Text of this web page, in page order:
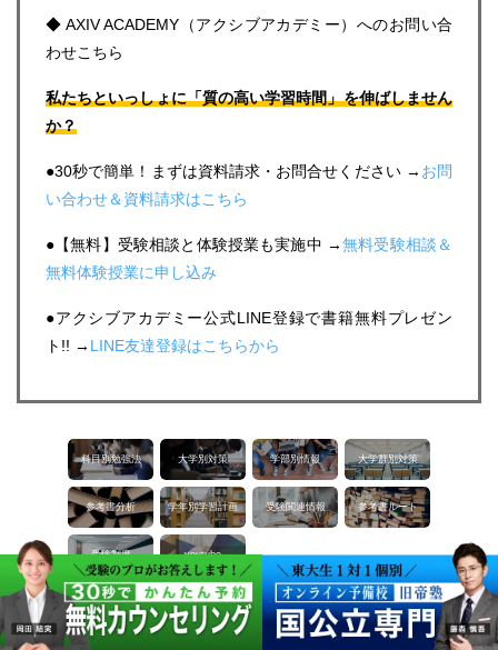
◆ AXIV ACADEMY（アクシブアカデミー）へのお問い合
わせこちら
私たちといっしょに「質の高い学習時間」を伸ばしません
か？
●30秒で簡単！まずは資料請求・お問合せください → お問
い合わせ＆資料請求はこちら
●【無料】受験相談と体験授業も実施中 →無料受験相談＆
無料体験授業に申し込み
●アクシブアカデミー公式LINE登録で書籍無料プレゼン
ト!! → LINE友達登録はこちらから
科目別勉強法 大学別対策 学部別情報 大学群別対策
参考書分析 学年別学習計画 受験関連情報 参考書ルート
受験制度 youtube